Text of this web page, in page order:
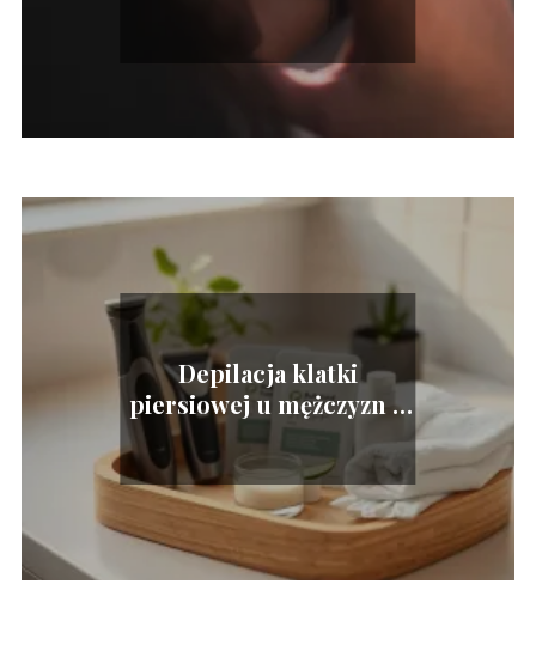
Depilacja klatki
piersiowej u mężczyzn –
metody i porady